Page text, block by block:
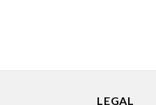
LEGAL